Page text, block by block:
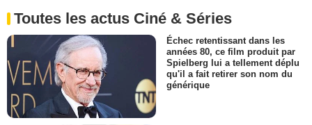
Toutes les actus Ciné & Séries
Échec retentissant dans les
années 80, ce film produit par
Spielberg lui a tellement déplu
qu'il a fait retirer son nom du
générique